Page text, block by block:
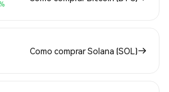
Como comprar Solana (SOL)